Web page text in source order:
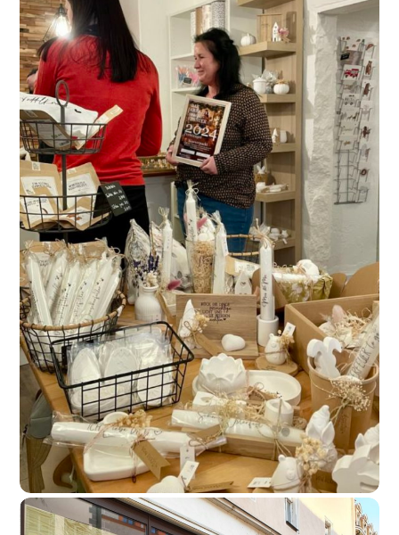
sandglanz – Manufaktur für Glas-
Gestaltung
Foto, Kunst & Souvenirs,Handwerk & Dienstleistungen, Kultur & Freizeit,Mode
& Accessoires
mehr lesen